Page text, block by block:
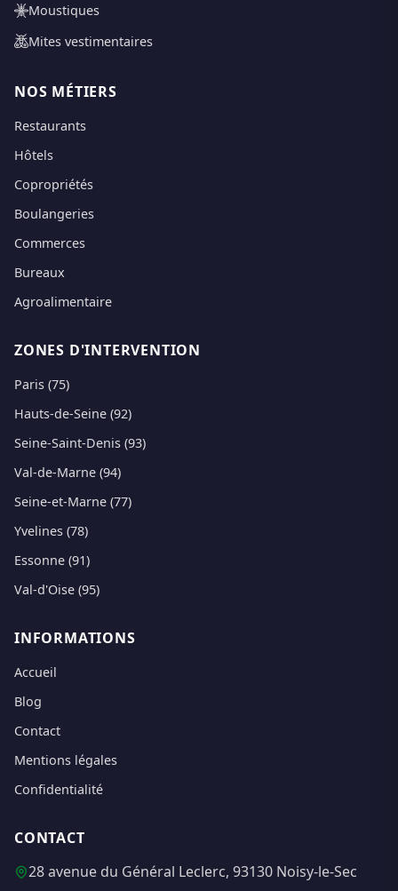
Moustiques
Mites vestimentaires
NOS MÉTIERS
Restaurants
Hôtels
Copropriétés
Boulangeries
Commerces
Bureaux
Agroalimentaire
ZONES D'INTERVENTION
Paris (75)
Hauts-de-Seine (92)
Seine-Saint-Denis (93)
Val-de-Marne (94)
Seine-et-Marne (77)
Yvelines (78)
Essonne (91)
Val-d'Oise (95)
INFORMATIONS
Accueil
Blog
Contact
Mentions légales
Confidentialité
CONTACT
28 avenue du Général Leclerc, 93130 Noisy-le-Sec